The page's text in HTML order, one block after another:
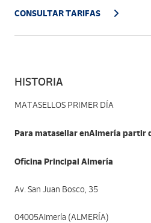
CONSULTAR TARIFAS
HISTORIA
MATASELLOS PRIMER DÍA
Para matasellar enAlmería partir
Oficina Principal Almería
Av. San Juan Bosco, 35
04005Almería (ALMERÍA)